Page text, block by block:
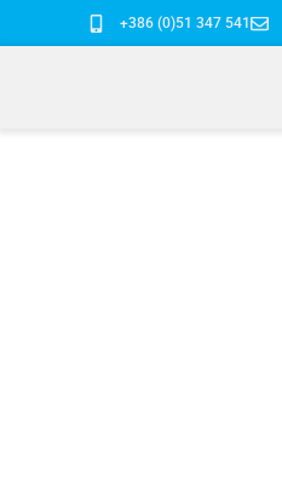
+386 (0)51 347 541